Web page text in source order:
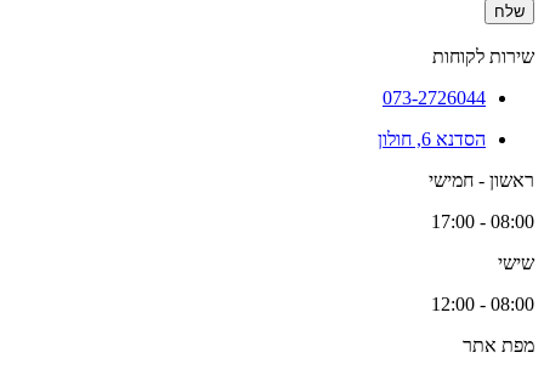
שלח
שירות לקוחות
073-2726044
הסדנא 6, חולון
ראשון - חמישי
08:00 - 17:00
שישי
08:00 - 12:00
מפת אתר